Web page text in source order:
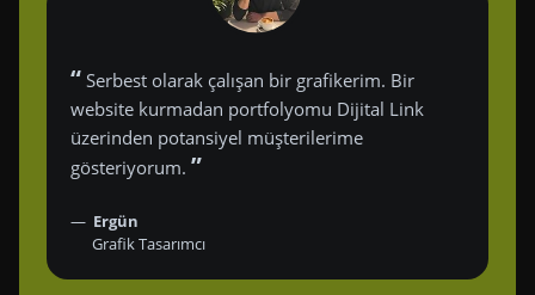
“ Serbest olarak çalışan bir grafikerim. Bir
website kurmadan portfolyomu Dijital Link
üzerinden potansiyel müşterilerime
gösteriyorum. ”
Ergün
Grafik Tasarımcı